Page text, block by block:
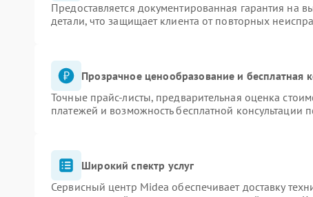
Предоставляется документированная гарантия на
детали, что защищает клиента от повторных
Прозрачное ценообразование и бесплатная
Точные прайс-листы, предварительная оценка
платежей и возможность бесплатной консультации
Широкий спектр услуг
Сервисный центр Midea обеспечивает доставку